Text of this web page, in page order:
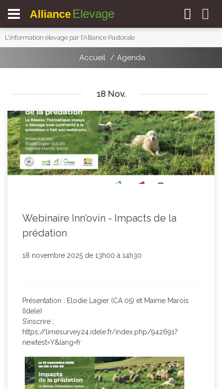
Alliance Elevage
L'information élevage par l'Alliance Pastorale
Accueil Agenda
18 Nov.
Webinaire Inn’ovin - Impacts de la
prédation
18 novembre 2025 de 13h00 à 14h30
Présentation : Elodie Lagier (CA 05) et Maime Marois
(Idele)
S’inscrire :
https://limesurvey24.idele.fr/index.php/942691?
newtest=Y&lang=fr